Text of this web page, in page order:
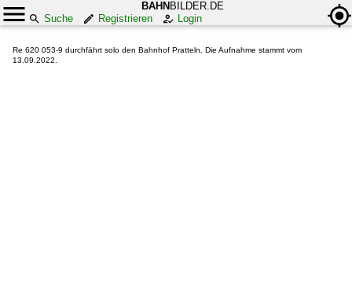
BAHN BILDER.DE
Suche
Registrieren Login
Re 620 053-9 durchfährt solo den Bahnhof Pratteln. Die Aufnahme stammt vom
13.09.2022.